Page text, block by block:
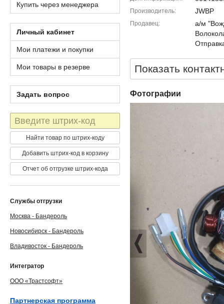
Производитель JWBP
Продавец
а/м
Показать
Фотографии
Купить через менеджера
Личный кабинет
Мои платежи и покупки
Мои товары в резерве
Задать вопрос
Штрих-
код
Найти товар по штрих-коду
Добавить штрих-код в корзину
Отчет об отгрузке штрих-кода
Службы отгрузки
Москва - Бандероль
Новосибирск - Бандероль
Владивосток - Бандероль
Интегратор
ООО «Трастсофт»
Партнерская программа